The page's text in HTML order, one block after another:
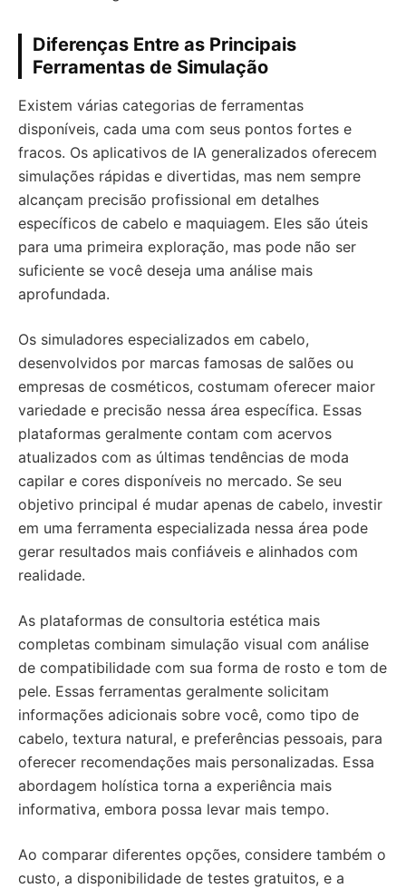
Diferenças Entre as Principais
Ferramentas de Simulação
Existem várias categorias de ferramentas
disponíveis, cada uma com seus pontos fortes e
fracos. Os aplicativos de IA generalizados oferecem
simulações rápidas e divertidas, mas nem sempre
alcançam precisão profissional em detalhes
específicos de cabelo e maquiagem. Eles são úteis
para uma primeira exploração, mas pode não ser
suficiente se você deseja uma análise mais
aprofundada.
Os simuladores especializados em cabelo,
desenvolvidos por marcas famosas de salões ou
empresas de cosméticos, costumam oferecer maior
variedade e precisão nessa área específica. Essas
plataformas geralmente contam com acervos
atualizados com as últimas tendências de moda
capilar e cores disponíveis no mercado. Se seu
objetivo principal é mudar apenas de cabelo, investir
em uma ferramenta especializada nessa área pode
gerar resultados mais confiáveis e alinhados com
realidade.
As plataformas de consultoria estética mais
completas combinam simulação visual com análise
de compatibilidade com sua forma de rosto e tom de
pele. Essas ferramentas geralmente solicitam
informações adicionais sobre você, como tipo de
cabelo, textura natural, e preferências pessoais, para
oferecer recomendações mais personalizadas. Essa
abordagem holística torna a experiência mais
informativa, embora possa levar mais tempo.
Ao comparar diferentes opções, considere também o
custo, a disponibilidade de testes gratuitos, e a